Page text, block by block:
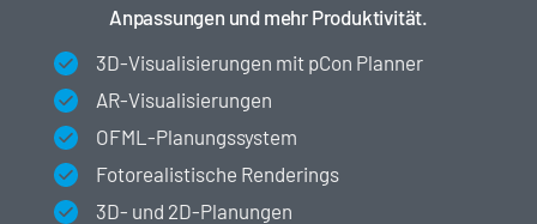
Anpassungen und mehr Produktivität.
3D-Visualisierungen mit pCon Planner
AR-Visualisierungen
OFML-Planungssystem
Fotorealistische Renderings
3D- und 2D-Planungen